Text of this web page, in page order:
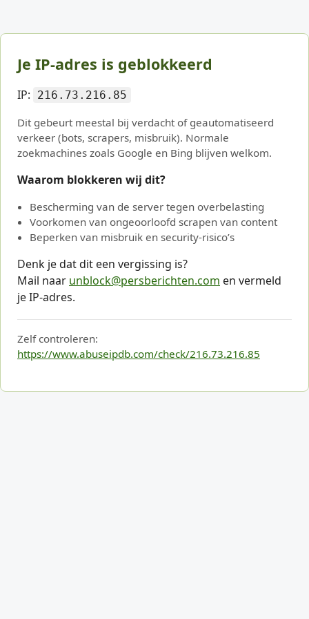
Je IP-adres is geblokkeerd
IP: 216.73.216.85
Dit gebeurt meestal bij verdacht of geautomatiseerd
verkeer (bots, scrapers, misbruik). Normale
zoekmachines zoals Google en Bing blijven welkom.
Waarom blokkeren wij dit?
Bescherming van de server tegen overbelasting
Voorkomen van ongeoorloofd scrapen van content
Beperken van misbruik en security-risico’s
Denk je dat dit een vergissing is?
Mail naar unblock@persberichten.com en vermeld
je IP-adres.
Zelf controleren:
https://www.abuseipdb.com/check/216.73.216.85